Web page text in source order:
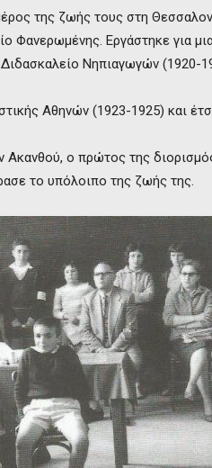
της ζωής τους στη
Φανερωμένης. Εργάστηκε για
Νηπιαγωγών (1920-
Αθηνών (1923-1925) και
Ακανθού, ο πρώτος της
το υπόλοιπο της ζωής της.